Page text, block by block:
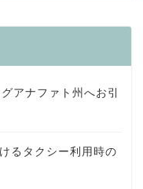
アナファト州へお引
るタクシー利用時の